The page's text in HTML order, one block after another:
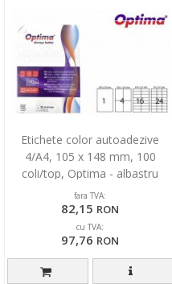
Etichete color autoadezive
4/A4, 105 x 148 mm, 100
coli/top, Optima - albastru
fara TVA:
82,15 RON
cu TVA:
97,76 RON